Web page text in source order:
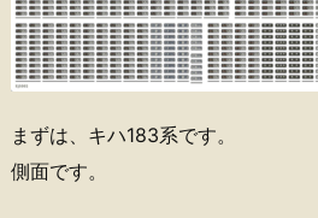
まずは、キハ183系です。
側面です。